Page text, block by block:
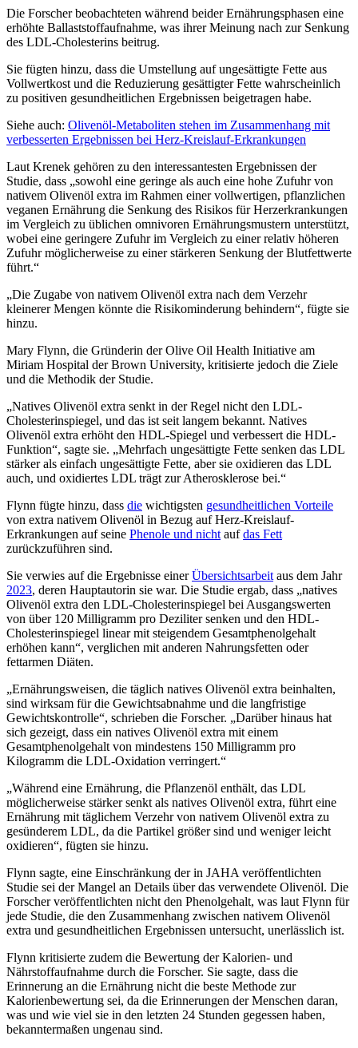
Die Forscher beobachteten während beider Ernährungsphasen eine
erhöhte Ballaststoffaufnahme, was ihrer Meinung nach zur Senkung
des LDL-Cholesterins beitrug.
Sie fügten hinzu, dass die Umstellung auf ungesättigte Fette aus
Vollwertkost und die Reduzierung gesättigter Fette wahrscheinlich
zu positiven gesundheitlichen Ergebnissen beigetragen habe.
Siehe auch: Olivenöl-Metaboliten stehen im Zusammenhang mit
verbesserten Ergebnissen bei Herz-Kreislauf-Erkrankungen
Laut Krenek gehören zu den interessantesten Ergebnissen der
Studie, dass „sowohl eine geringe als auch eine hohe Zufuhr von
nativem Olivenöl extra im Rahmen einer vollwertigen, pflanzlichen
veganen Ernährung die Senkung des Risikos für Herzerkrankungen
im Vergleich zu üblichen omnivoren Ernährungsmustern unterstützt,
wobei eine geringere Zufuhr im Vergleich zu einer relativ höheren
Zufuhr möglicherweise zu einer stärkeren Senkung der Blutfettwerte
führt.“
„Die Zugabe von nativem Olivenöl extra nach dem Verzehr
kleinerer Mengen könnte die Risikominderung behindern“, fügte sie
hinzu.
Mary Flynn, die Gründerin der Olive Oil Health Initiative am
Miriam Hospital der Brown University, kritisierte jedoch die Ziele
und die Methodik der Studie.
„Natives Olivenöl extra senkt in der Regel nicht den LDL-
Cholesterinspiegel, und das ist seit langem bekannt. Natives
Olivenöl extra erhöht den HDL-Spiegel und verbessert die HDL-
Funktion“, sagte sie. „Mehrfach ungesättigte Fette senken das LDL
stärker als einfach ungesättigte Fette, aber sie oxidieren das LDL
auch, und oxidiertes LDL trägt zur Atherosklerose bei.“
Flynn fügte hinzu, dass die wichtigsten gesundheitlichen Vorteile
von extra nativem Olivenöl in Bezug auf Herz-Kreislauf-
Erkrankungen auf seine Phenole und nicht aufdas Fett
zurückzuführen sind.
Sie verwies auf die Ergebnisse einerÜbersichtsarbeit aus dem Jahr
2023, deren Hauptautorin sie war. Die Studie ergab, dass „natives
Olivenöl extra den LDL-Cholesterinspiegel bei Ausgangswerten
von über 120 Milligramm pro Deziliter senken und den HDL-
Cholesterinspiegel linear mit steigendem Gesamtphenolgehalt
erhöhen kann“, verglichen mit anderen Nahrungsfetten oder
fettarmen Diäten.
„Ernährungsweisen, die täglich natives Olivenöl extra beinhalten,
sind wirksam für die Gewichtsabnahme und die langfristige
Gewichtskontrolle“, schrieben die Forscher. „Darüber hinaus hat
sich gezeigt, dass ein natives Olivenöl extra mit einem
Gesamtphenolgehalt von mindestens 150 Milligramm pro
Kilogramm die LDL-Oxidation verringert.“
„Während eine Ernährung, die Pflanzenöl enthält, das LDL
möglicherweise stärker senkt als natives Olivenöl extra, führt eine
Ernährung mit täglichem Verzehr von nativem Olivenöl extra zu
gesünderem LDL, da die Partikel größer sind und weniger leicht
oxidieren“, fügten sie hinzu.
Flynn sagte, eine Einschränkung der in JAHA veröffentlichten
Studie sei der Mangel an Details über das verwendete Olivenöl. Die
Forscher veröffentlichten nicht den Phenolgehalt, was laut Flynn für
jede Studie, die den Zusammenhang zwischen nativem Olivenöl
extra und gesundheitlichen Ergebnissen untersucht, unerlässlich ist.
Flynn kritisierte zudem die Bewertung der Kalorien- und
Nährstoffaufnahme durch die Forscher. Sie sagte, dass die
Erinnerung an die Ernährung nicht die beste Methode zur
Kalorienbewertung sei, da die Erinnerungen der Menschen daran,
was und wie viel sie in den letzten 24 Stunden gegessen haben,
bekanntermaßen ungenau sind.